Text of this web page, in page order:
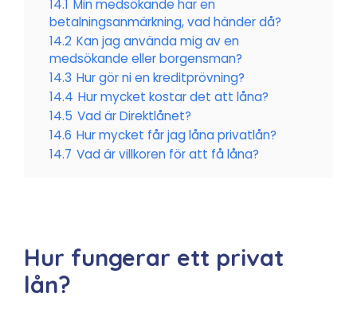
14.1 Min medsökande har en
betalningsanmärkning, vad händer då?
14.2 Kan jag använda mig av en
medsökande eller borgensman?
14.3 Hur gör ni en kreditprövning?
14.4 Hur mycket kostar det att låna?
14.5 Vad är Direktlånet?
14.6 Hur mycket får jag låna privatlån?
14.7 Vad är villkoren för att få låna?
Hur fungerar ett privat
lån?